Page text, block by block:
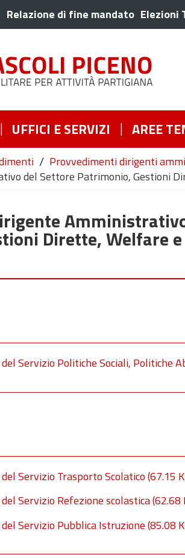
Relazione di fine mandato Elezioni
UFFICI E SERVIZI AREE
/ Provvedimenti dirigenti
del Settore Patrimonio, Gestioni
Dirette, Welfare e
Servizio Politiche Sociali, Politiche
Servizio Trasporto Scolatico(67.15
Servizio Refezione scolastica(62.68
Servizio Pubblica Istruzione(85.08